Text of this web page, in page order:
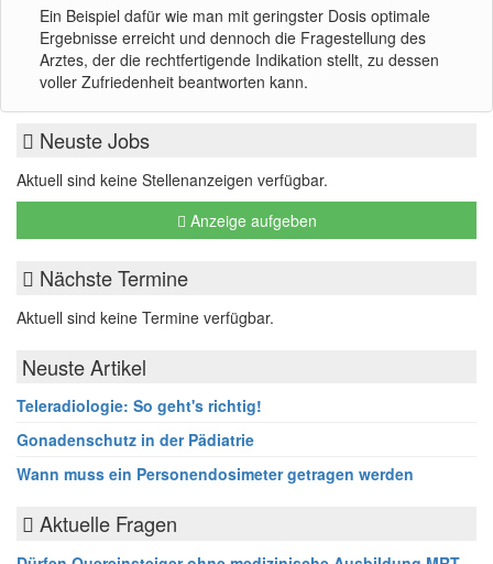
Ein Beispiel dafür wie man mit geringster Dosis optimale
Ergebnisse erreicht und dennoch die Fragestellung des
Arztes, der die rechtfertigende Indikation stellt, zu dessen
voller Zufriedenheit beantworten kann.
Neuste Jobs
Aktuell sind keine Stellenanzeigen verfügbar.
Anzeige aufgeben
Nächste Termine
Aktuell sind keine Termine verfügbar.
Neuste Artikel
Teleradiologie: So geht's richtig!
Gonadenschutz in der Pädiatrie
Wann muss ein Personendosimeter getragen werden
Aktuelle Fragen